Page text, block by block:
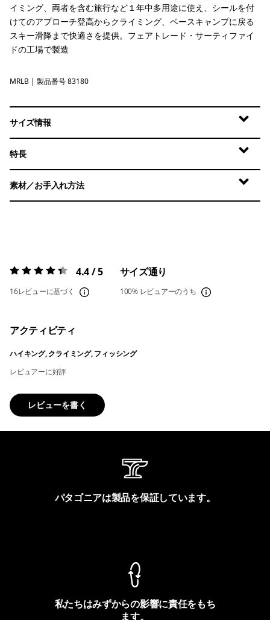
イミング、両者を含む旅行など１年中多用途に使え、シールを付
けてのアプローチ登高からクライミング、ベースキャンプに戻る
スキー滑降まで快適さを提供。フェアトレード・サーティファイ
ドの工場で製造
Marlow Brown
MRLB | 製品番号 83180
サイズ情報
特長
素材／お手入れ方法
評価:4.4 / 5 4.4 / 5
16レビューに基づく
サイズ通り
100% レビュアーのうち
アクティビティ
ハイキング, クライミング, フィッシング
レビュアーに好評
レビューを書く
パタゴニアは製品を保証しています。
私たちはみずからの影響に責任をもち
ます。